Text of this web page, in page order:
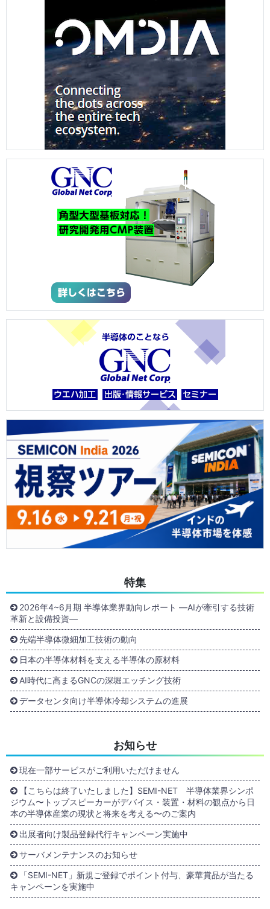
特集
2026年4~6月期 半導体業界動向レポート ―AIが牽引する技術
革新と設備投資―
先端半導体微細加工技術の動向
日本の半導体材料を支える半導体の原材料
AI時代に高まるGNCの深堀エッチング技術
データセンタ向け半導体冷却システムの進展
お知らせ
現在一部サービスがご利用いただけません
【こちらは終了いたしました】SEMI-NET 半導体業界シンポ
ジウム〜トップスピーカーがデバイス・装置・材料の観点から日
本の半導体産業の現状と将来を考える〜のご案内
出展者向け製品登録代行キャンペーン実施中
サーバメンテナンスのお知らせ
「SEMI-NET」新規ご登録でポイント付与、豪華賞品が当たる
キャンペーンを実施中